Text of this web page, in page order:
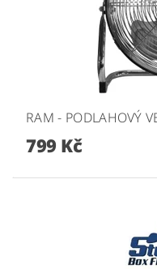
RAM - PODLAHOVÝ
799 Kč